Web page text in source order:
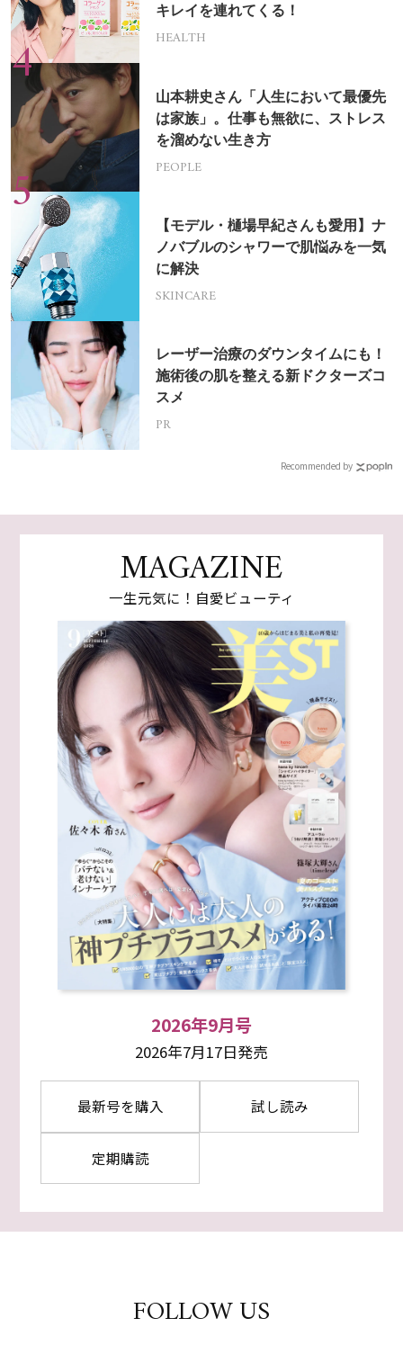
キレイを連れてくる！
HEALTH
山本耕史さん「人生において最優先
は家族」。仕事も無欲に、ストレス
を溜めない生き方
PEOPLE
【モデル・樋場早紀さんも愛用】ナ
ノバブルのシャワーで肌悩みを一気
に解決
SKINCARE
レーザー治療のダウンタイムにも！
施術後の肌を整える新ドクターズコ
スメ
PR
Recommended by
MAGAZINE
一生元気に！自愛ビューティ
2026年9月号
2026年7月17日発売
最新号を購入 試し読み
定期購読
FOLLOW US